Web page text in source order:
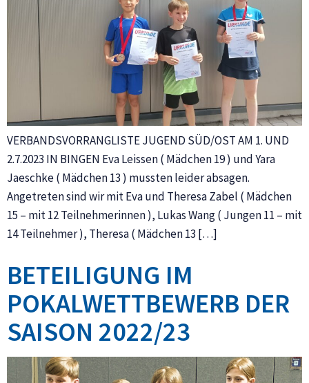
VERBANDSVORRANGLISTE JUGEND SÜD/OST AM 1. UND
2.7.2023 IN BINGEN Eva Leissen ( Mädchen 19 ) und Yara
Jaeschke ( Mädchen 13 ) mussten leider absagen.
Angetreten sind wir mit Eva und Theresa Zabel ( Mädchen
15 – mit 12 Teilnehmerinnen ), Lukas Wang ( Jungen 11 – mit
14 Teilnehmer ), Theresa ( Mädchen 13 […]
BETEILIGUNG IM
POKALWETTBEWERB DER
SAISON 2022/23